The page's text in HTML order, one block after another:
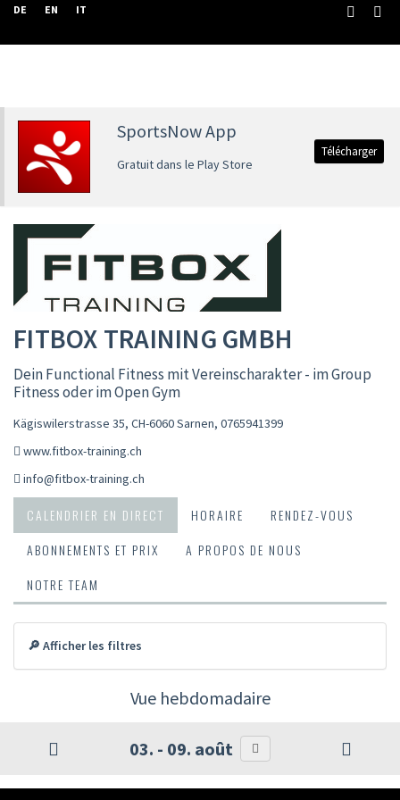
DE EN IT
SportsNow App
Gratuit dans le Play Store
Télécharger
FITBOX TRAINING GMBH
Dein Functional Fitness mit Vereinscharakter - im Group
Fitness oder im Open Gym
Kägiswilerstrasse 35, CH-6060 Sarnen, 0765941399
www.fitbox-training.ch
info@fitbox-training.ch
CALENDRIER EN DIRECT HORAIRE
RENDEZ-VOUS
ABONNEMENTS ET PRIX
A PROPOS DE NOUS
NOTRE TEAM
🔎 Afficher les filtres
Vue hebdomadaire
03. - 09. août